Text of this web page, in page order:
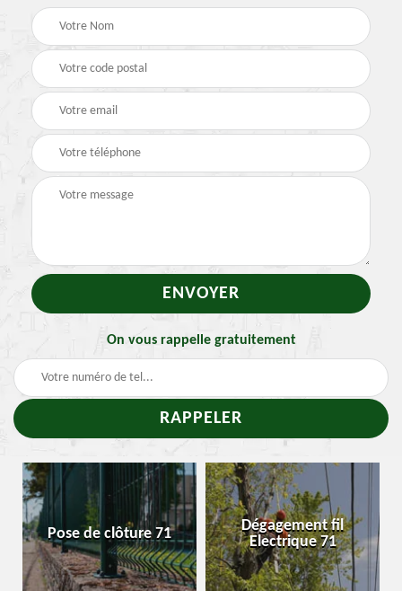
On vous rappelle gratuitement
Pose de clôture 71
Dégagement fil
Electrique 71